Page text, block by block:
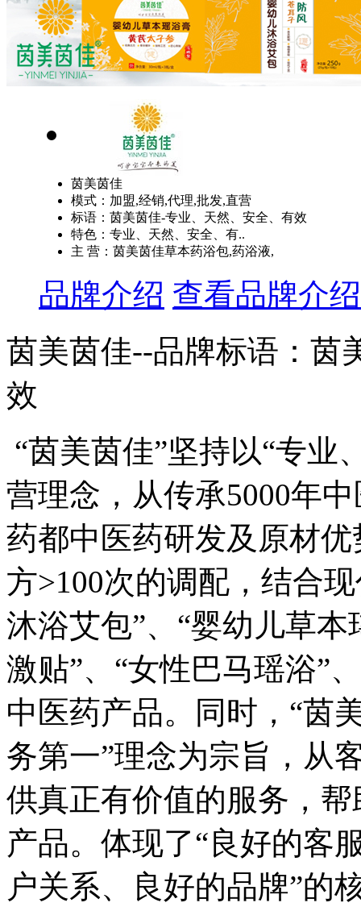
茵美茵佳
模式：加盟,经销,代理,批发,直营
标语：茵美茵佳-专业、天然、安全、有效
特色：专业、天然、安全、有..
主 营：茵美茵佳草本药浴包,药浴液,
品牌介绍 查看品牌介绍
茵美茵佳--品牌标语： 茵
效
“茵美茵佳”坚持以“专业
营理念，从传承5000年
药都中医药研发及原材
方>100次的调配，结合
沐浴艾包”、“婴幼儿草
激贴”、“女性巴马瑶浴”
中医药产品。同时，“茵
务第一”理念为宗旨，从
供真正有价值的服务，
产品。体现了“良好的客
户关系、良好的品牌”的